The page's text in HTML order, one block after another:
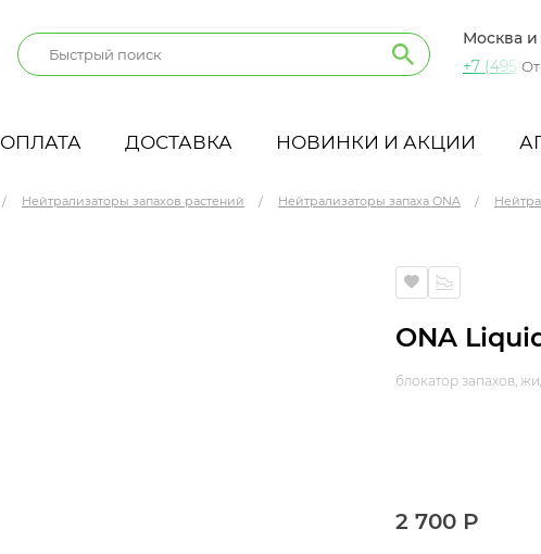
Москва
+7 (495)
ОПЛАТА ДОСТАВКА НОВИНКИ И АКЦИИ
Нейтрализаторы запахов растений Нейтрализаторы запаха ONA
ONA
блокатор запахов,
2 700 Р